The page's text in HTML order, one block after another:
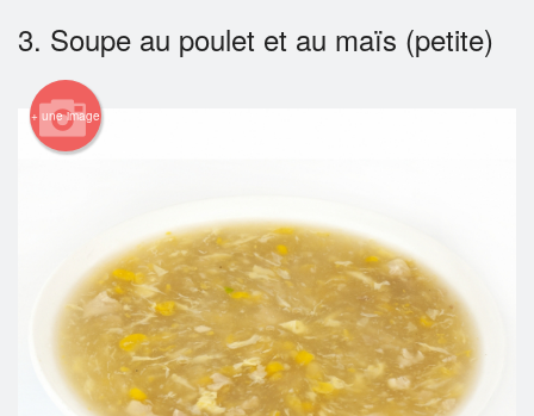
Français
Connection
Inscription
Rechercher
3. Soupe au poulet et au maïs (petite)
+ une image